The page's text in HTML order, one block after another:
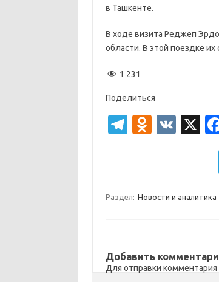
в Ташкенте.
В ходе визита Реджеп
области. В этой поездке
1 231
Поделиться
T
a
O
kl
ik
V
X
Раздел: Новости и аналитика
Добавить
Для отправки